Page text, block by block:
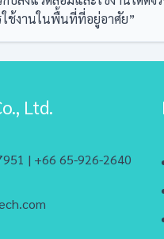
ใช้งานในพื้นที่ที่อยู่อาศัย”
Ltd.
| +66 65-926-2640